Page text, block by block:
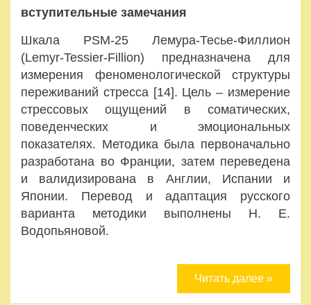
вступительные замечания
Шкала PSM-25 Лемура-Тесье-Филлион
(Lemyr-Tessier-Fillion) предназначена для
измерения феноменологической структуры
переживаний стресса [14]. Цель – измерение
стрессовых ощущений в соматических,
поведенческих и эмоциональных
показателях. Методика была первоначально
разработана во Франции, затем переведена
и валидизирована в Англии, Испании и
Японии. Перевод и адаптация русского
варианта методики выполнены Н. Е.
Водопьяновой.
Читать далее »